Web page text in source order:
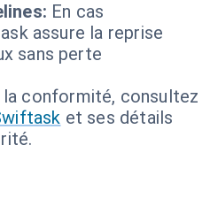
En cas
assure la reprise
sans perte
la conformité, consultez
et ses détails